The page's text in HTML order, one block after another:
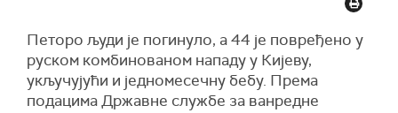
гориво и транспорт које користе украјинске
оружане снаге (Украјинске оружане снаге).
Руски војни ресор је нагласио да су сви
одређени циљеви погођени и да су циљеви
удара постигнути.
Ужгорода у Закарпатској области близу
живи значајна словачка мањина", рекао је
Бланар.
(Reuters)
Петоро људи је погинуло, а 44 је повређено у
руском комбинованом нападу у Кијеву,
укључујући и једномесечну бебу. Према
подацима Државне службе за ванредне